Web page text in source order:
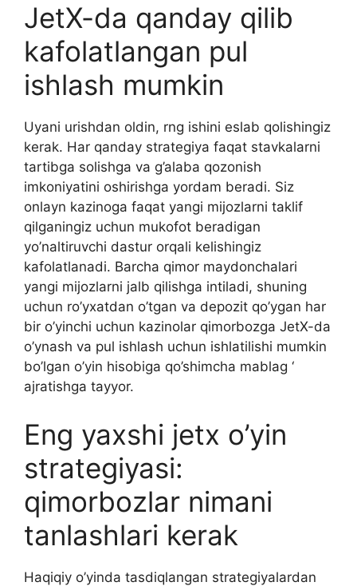
JetX-da qanday qilib
kafolatlangan pul
ishlash mumkin
Uyani urishdan oldin, rng ishini eslab qolishingiz
kerak. Har qanday strategiya faqat stavkalarni
tartibga solishga va g’alaba qozonish
imkoniyatini oshirishga yordam beradi. Siz
onlayn kazinoga faqat yangi mijozlarni taklif
qilganingiz uchun mukofot beradigan
yo’naltiruvchi dastur orqali kelishingiz
kafolatlanadi. Barcha qimor maydonchalari
yangi mijozlarni jalb qilishga intiladi, shuning
uchun ro’yxatdan o’tgan va depozit qo’ygan har
bir o’yinchi uchun kazinolar qimorbozga JetX-da
o’ynash va pul ishlash uchun ishlatilishi mumkin
bo’lgan o’yin hisobiga qo’shimcha mablag ‘
ajratishga tayyor.
Eng yaxshi jetx o’yin
strategiyasi:
qimorbozlar nimani
tanlashlari kerak
Haqiqiy o’yinda tasdiqlangan strategiyalardan